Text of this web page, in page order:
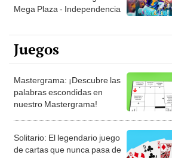
Mega Plaza - Independencia
Juegos
Mastergrama: ¡Descubre las
palabras escondidas en
nuestro Mastergrama!
Solitario: El legendario juego
de cartas que nunca pasa de